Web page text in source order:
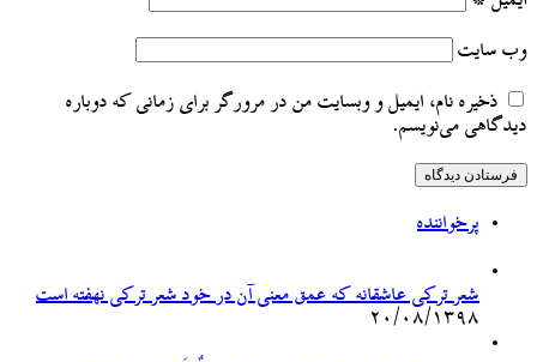
وب‌ سایت
ذخیره نام، ایمیل و وبسایت من در مرورگر برای زمانی که دوباره
دیدگاهی می‌نویسم.
پرخواننده
شعر ترکی عاشقانه که عمق معنی آن در خود شعر ترکی نهفته است
۲۰/۰۸/۱۳۹۸